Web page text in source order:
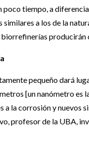
poco tiempo, a
a los de la
biorrefinerías
pequeño dará
[un nanómetro es
a la corrosión y nuevos
profesor de la UBA,